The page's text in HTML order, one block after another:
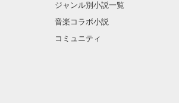
ジャンル別小説一覧
音楽コラボ小説
コミュニティ